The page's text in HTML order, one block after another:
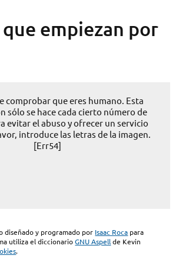
empiezan por
comprobar que eres humano. Esta
sólo se hace cada cierto número de
evitar el abuso y ofrecer un servicio
introduce las letras de la imagen.
[Err54]
diseñado y programado por Isaac Roca para
utiliza el diccionarioGNU Aspellde Kevin
.